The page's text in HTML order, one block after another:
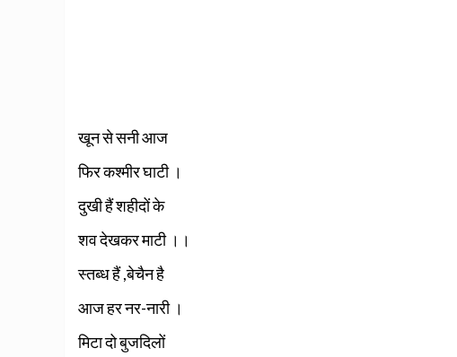
खून से सनी आज
फिर कश्मीर घाटी ।
दुखी हैं शहीदों के
शव देखकर माटी ।।
स्तब्ध हैं ,बेचैन है
आज हर नर-नारी ।
मिटा दो बुजदिलों